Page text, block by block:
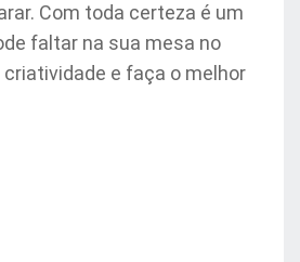
Com toda certeza é um
faltar na sua mesa no
criatividade e faça o melhor